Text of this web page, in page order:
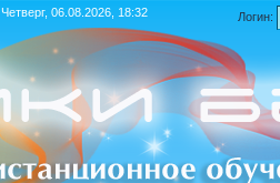
Четверг, 06.08.2026, 18:32 Логин: